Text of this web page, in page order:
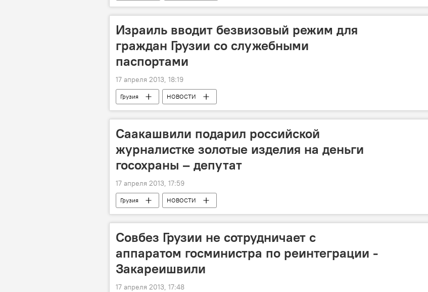
Израиль вводит безвизовый режим для
граждан Грузии со служебными
паспортами
17 апреля 2013, 18:19
Грузия НОВОСТИ
Саакашвили подарил российской
журналистке золотые изделия на деньги
госохраны – депутат
17 апреля 2013, 17:59
Грузия НОВОСТИ
Совбез Грузии не сотрудничает с
аппаратом госминистра по реинтеграции -
Закареишвили
17 апреля 2013, 17:48